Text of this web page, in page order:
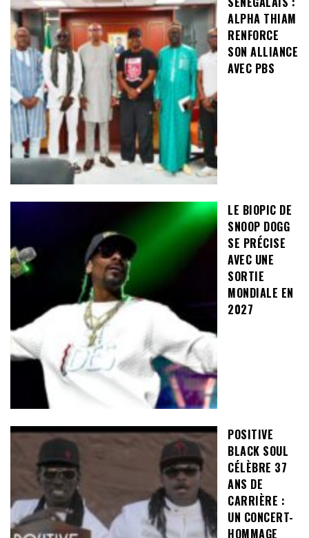
ALPHA THIAM
RENFORCE
SON ALLIANCE
AVEC PBS
LE BIOPIC DE
SNOOP DOGG
SE PRÉCISE
AVEC UNE
SORTIE
MONDIALE EN
2027
POSITIVE
BLACK SOUL
CÉLÈBRE 37
ANS DE
CARRIÈRE :
UN CONCERT-
HOMMAGE